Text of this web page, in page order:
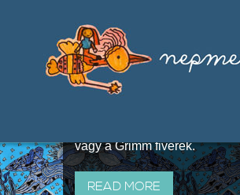
útján terjedő elbeszélésekből,
melyeket olyan ismert gyűjtők
állítottak össze, mint Benedek
vagy a Grimm fivérek.
READ MORE